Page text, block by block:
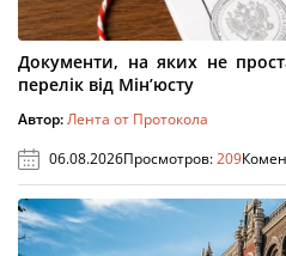
Документи, на яких не
перелік від Мін’юсту
Автор:Лента от Протокола
06.08.2026Просмотров:209